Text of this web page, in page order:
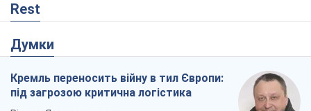
Rest
Думки
Кремль переносить війну в тил Європи:
під загрозою критична логістика